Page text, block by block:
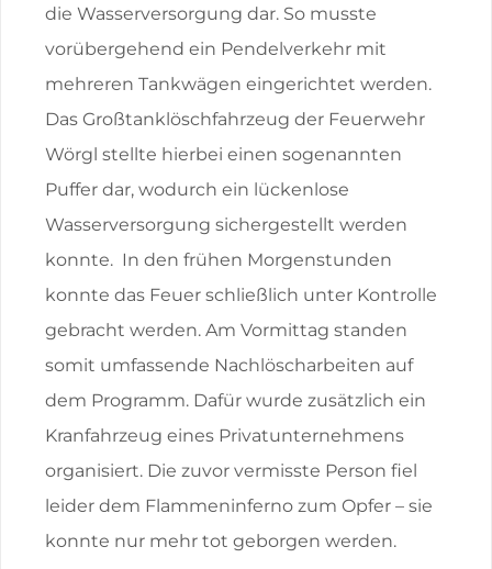
die Wasserversorgung dar. So musste
vorübergehend ein Pendelverkehr mit
mehreren Tankwägen eingerichtet werden.
Das Großtanklöschfahrzeug der Feuerwehr
Wörgl stellte hierbei einen sogenannten
Puffer dar, wodurch ein lückenlose
Wasserversorgung sichergestellt werden
konnte. In den frühen Morgenstunden
konnte das Feuer schließlich unter Kontrolle
gebracht werden. Am Vormittag standen
somit umfassende Nachlöscharbeiten auf
dem Programm. Dafür wurde zusätzlich ein
Kranfahrzeug eines Privatunternehmens
organisiert. Die zuvor vermisste Person fiel
leider dem Flammeninferno zum Opfer – sie
konnte nur mehr tot geborgen werden.